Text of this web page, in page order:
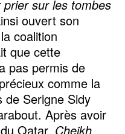
prier sur les tombes
ouvert son
coalition
que cette
pas permis de
comme la
de Serigne Sidy
Après avoir
Qatar, Cheikh